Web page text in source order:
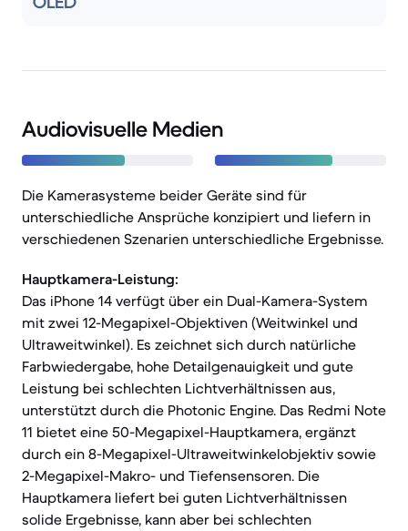
Audiovisuelle Medien
Die Kamerasysteme beider Geräte sind für
unterschiedliche Ansprüche konzipiert und liefern in
verschiedenen Szenarien unterschiedliche Ergebnisse.
Hauptkamera-Leistung:
Das iPhone 14 verfügt über ein Dual-Kamera-System
mit zwei 12-Megapixel-Objektiven (Weitwinkel und
Ultraweitwinkel). Es zeichnet sich durch natürliche
Farbwiedergabe, hohe Detailgenauigkeit und gute
Leistung bei schlechten Lichtverhältnissen aus,
unterstützt durch die Photonic Engine. Das Redmi Note
11 bietet eine 50-Megapixel-Hauptkamera, ergänzt
durch ein 8-Megapixel-Ultraweitwinkelobjektiv sowie
2-Megapixel-Makro- und Tiefensensoren. Die
Hauptkamera liefert bei guten Lichtverhältnissen
solide Ergebnisse, kann aber bei schlechten